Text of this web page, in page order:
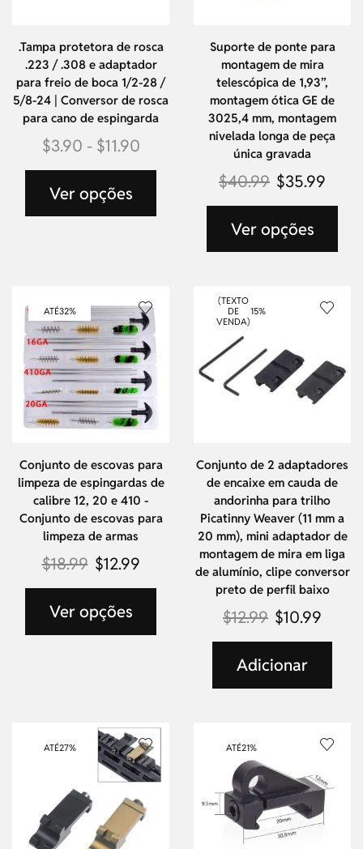
.Tampa protetora de rosca
.223 / .308 e adaptador
para freio de boca 1/2-28 /
5/8-24 | Conversor de rosca
para cano de espingarda
$3.90 - $11.90
Ver opções
Suporte de ponte para
montagem de mira
telescópica de 1,93”,
montagem ótica GE de
3025,4 mm, montagem
nivelada longa de peça
única gravada
$40.99 $35.99
Ver opções
ATÉ32%
Conjunto de escovas para
limpeza de espingardas de
calibre 12, 20 e 410 -
Conjunto de escovas para
limpeza de armas
$18.99 $12.99
Ver opções
(TEXTO
DE
VENDA)
15%
Conjunto de 2 adaptadores
de encaixe em cauda de
andorinha para trilho
Picatinny Weaver (11 mm a
20 mm), mini adaptador de
montagem de mira em liga
de alumínio, clipe conversor
preto de perfil baixo
$12.99 $10.99
Adicionar
ATÉ27% ATÉ21%